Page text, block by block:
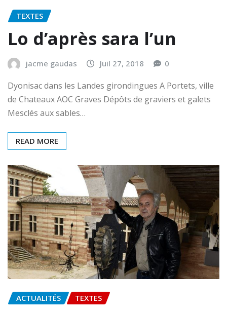
TEXTES
Lo d’après sara l’un
jacme gaudas Juil 27, 2018 0
Dyonisac dans les Landes girondingues A Portets, ville
de Chateaux AOC Graves Dépôts de graviers et galets
Mesclés aux sables…
READ MORE
ACTUALITÉS TEXTES